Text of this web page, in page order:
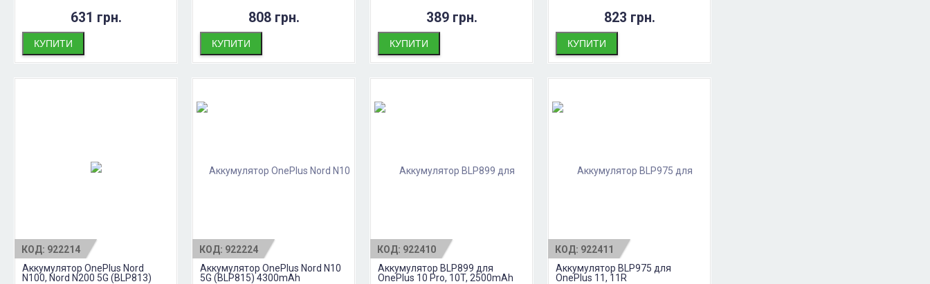
631 грн.
КУПИТИ
808 грн.
КУПИТИ
389 грн.
КУПИТИ
823 грн.
КУПИТИ
КОД: 922214
Аккумулятор OnePlus Nord
N100, Nord N200 5G (BLP813)
КОД: 922224
Аккумулятор OnePlus Nord N10
5G (BLP815) 4300mAh
КОД: 922410
Аккумулятор BLP899 для
OnePlus 10 Pro, 10T, 2500mAh
КОД: 922411
Аккумулятор BLP975 для
OnePlus 11, 11R